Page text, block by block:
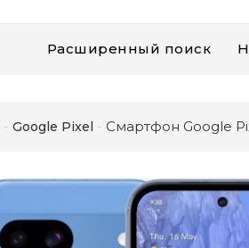
Расширенный поиск
Google Pixel Смартфон Google